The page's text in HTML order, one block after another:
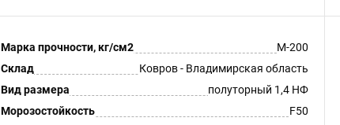
Марка прочности, кг/см2
М-200
Склад
Ковров - Владимирская область
Вид размера
полуторный 1,4 НФ
Морозостойкость
F50